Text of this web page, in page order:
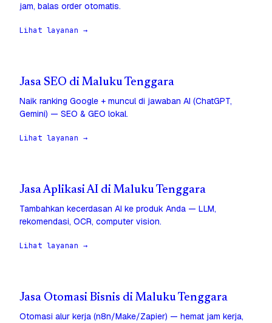
jam, balas order otomatis.
Lihat layanan →
Jasa SEO di Maluku Tenggara
Naik ranking Google + muncul di jawaban AI (ChatGPT,
Gemini) — SEO & GEO lokal.
Lihat layanan →
Jasa Aplikasi AI di Maluku Tenggara
Tambahkan kecerdasan AI ke produk Anda — LLM,
rekomendasi, OCR, computer vision.
Lihat layanan →
Jasa Otomasi Bisnis di Maluku Tenggara
Otomasi alur kerja (n8n/Make/Zapier) — hemat jam kerja,